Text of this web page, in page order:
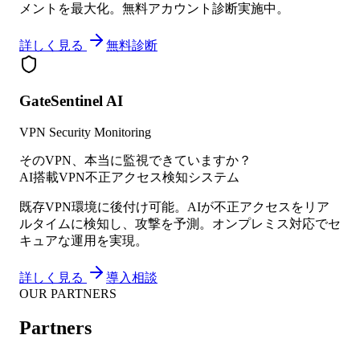
メントを最大化。無料アカウント診断実施中。
詳しく見る 無料診断
GateSentinel AI
VPN Security Monitoring
そのVPN、本当に監視できていますか？
AI搭載VPN不正アクセス検知システム
既存VPN環境に後付け可能。AIが不正アクセスをリア
ルタイムに検知し、攻撃を予測。オンプレミス対応でセ
キュアな運用を実現。
詳しく見る
導入相談
OUR PARTNERS
Partners